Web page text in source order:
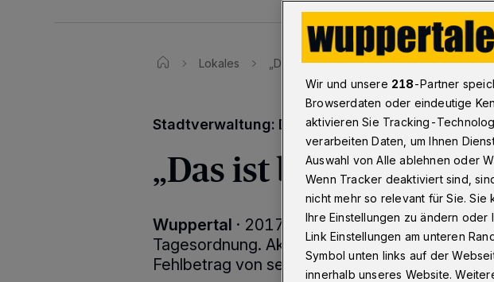
Lokales „Das ist besorgniserregend“
Stadtverwaltung: Drohen schon wieder
„Das ist
Wuppertal · 2017 steht der
Tagesordnung. Aktuell allerdings hat die
Fehlbetrag von sechs Millionen Miesen.
Wir und unsere 218-Partner
Browserdaten oder eindeutige
aktivieren Sie Tracking-
verarbeiten Daten, um Ihnen
Auswahl von Alle ablehnen oder
Wenn Tracker deaktiviert sind,
nicht mehr so relevant für Sie.
Ihre Einstellungen zu ändern
Link Einstellungen am unteren
Symbol unten links auf der
innerhalb unseres Website.